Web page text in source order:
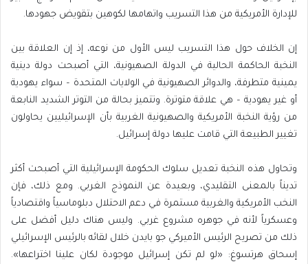
للإدارة الأمريكية من هذا التسريب واتهامها لكوهين بتقويض جهودها.
إن الخلاف حول هذا التسريب ليس الأول من نوعه، إذ إن العلاقة بين
النخبة الحاكمة الحالية في الدولة الصهيونية، التي أصبحت دولة دينية
يمينية متطرفة، والدوائر الصهيونية في الولايات المتحدة – سواء يهودية
أو غير يهودية – هي علاقة متوترة. وتتميز بحالة من التوتر الشديد النابعة
من رؤية النخبة الأمريكية والصهيونية الغربية بأن الإسرائيليين يحاولون
تغيير الطبيعة التي قامت عليها دولة إسرائيل.
وتحاول هذه النخبة تعديل سلوك الحكومة الإسرائيلية التي أصبحت أكثر
تديناً بالمعنى التقليدي، وبعيدة عن النموذج الغربي. ومع ذلك، فإن
النخب الأمريكية والغربية مستمرة في دعم الاحتلال دبلوماسياً واقتصادياً
وعسكرياً لأنه في جوهره مشروع غربي. وليس هناك دليل أفضل على
ذلك من تصريح الرئيس الأميركي جو بايدن خلال لقائه بالرئيس الإسرائيلي
إسحاق هرتسوغ: «لو لم تكن إسرائيل موجودة لكان علينا اختراعها».